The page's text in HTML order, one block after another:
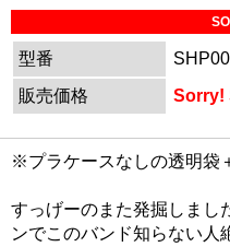
型番
販売価格
※プラケースなしの透明袋
すっげーのまた発掘しまし
ンでこのバンド知らない人